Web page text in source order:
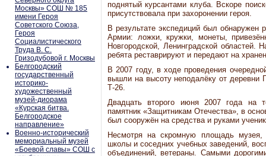
Москвы» СОШ № 185
имени Героя
Советского Союза,
Героя
Социалистического
Труда В. С.
Гризодубовой г. Москвы
Белгородский
государственный
историко-
художественный
музей-диорама
«Курская битва.
Белгородское
направление»
Военно-исторический
мемориальный музей
«Боевой славы» СОШ с
поднятый курсантами клуба. Вскоре
присутствовала при захоронении героя.
В результате экспедиций был
Армии: ложки, кружки, монеты,
Новгородской, Ленинградской
ребята реставрируют и передают на
В 2007 году, в ходе проведения
вышли на высоту неподалёку от деревни
Т-26.
Двадцать второго июня 2007 года на
памятник «Защитникам Отечества», в
был сооружён на средства и руками
Несмотря на скромную площадь музея,
школы и соседних учебных заведений,
объединений, ветераны. Самыми